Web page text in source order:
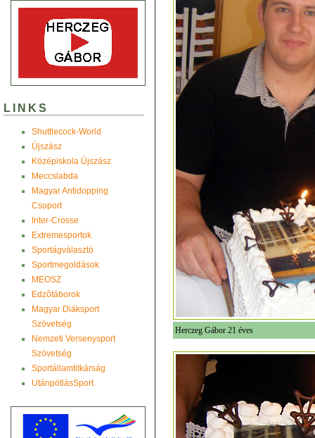
LINKS
Shuttlecock-World
Újszász
Középiskola Újszász
Meccslabda
Magyar Antidopping
Csoport
Inter-Crosse
Extremesportok
Sportágválasztó
Sportmegoldások
MEOSZ
Edzõtáborok
Magyar Diáksport
Szövetség
Nemzeti Versenysport
Szövetség
Sportállamtitkárság
UtánpótlásSport
Herczeg Gábor 21 éves